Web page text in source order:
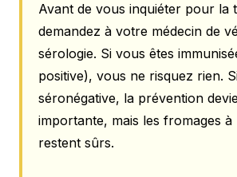
Avant de vous inquiéter pour la
demandez à votre médecin de
sérologie. Si vous êtes
positive), vous ne risquez rien.
séronégative, la prévention
importante, mais les fromages à
restent sûrs.